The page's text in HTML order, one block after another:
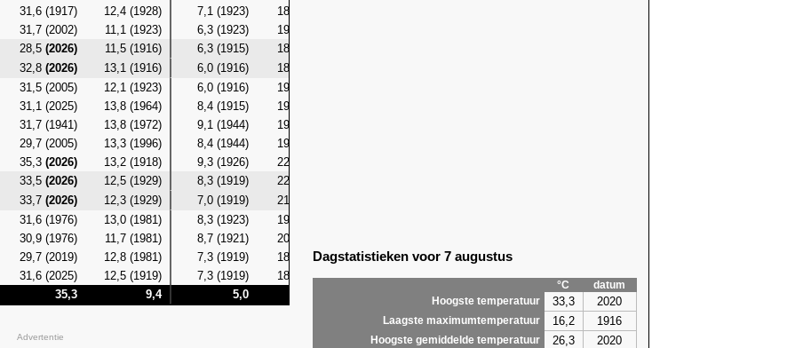
31,6 (1917) 12,4 (1928) 7,1 (1923) 18,4 (1917)
31,7 (2002) 11,1 (1923) 6,3 (1923) 19,4 (1917)
28,5 (2026) 11,5 (1916) 6,3 (1915) 18,4 (2023)
32,8 (2026) 13,1 (1916) 6,0 (1916) 18,6 (2017)
31,5 (2005) 12,1 (1923) 6,0 (1916) 19,3 (2017)
31,1 (2025) 13,8 (1964) 8,4 (1915) 19,0
31,7 (1941) 13,8 (1972) 9,1 (1944) 19,0
29,7 (2005) 13,3 (1996) 8,4 (1944) 19,3
35,3 (2026) 13,2 (1918) 9,3 (1926) 22,0
33,5 (2026) 12,5 (1929) 8,3 (1919) 22,3
33,7 (2026) 12,3 (1929) 7,0 (1919) 21,5
31,6 (1976) 13,0 (1981) 8,3 (1923) 19,9 (1976)
30,9 (1976) 11,7 (1981) 8,7 (1921) 20,1 (1976)
29,7 (2019) 12,8 (1981) 7,3 (1919) 18,0 (1957) 11,5 (1981)
23,7 (2019)
31,6 (2025) 12,5 (1919) 7,3 (1919) 18,5 (1957) 10,8 (1919)
24,7 (2025)
35,3 9,4 5,0
Advertentie
Dagstatistieken voor 7 augustus
°C
datum
Hoogste temperatuur
33,3 2020
Laagste maximumtemperatuur 16,2 1916
Hoogste gemiddelde temperatuur 26,3 2020